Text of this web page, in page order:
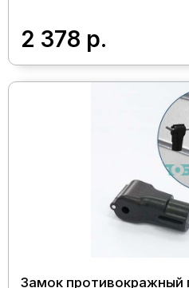
2 378 р.
Замок противокражный